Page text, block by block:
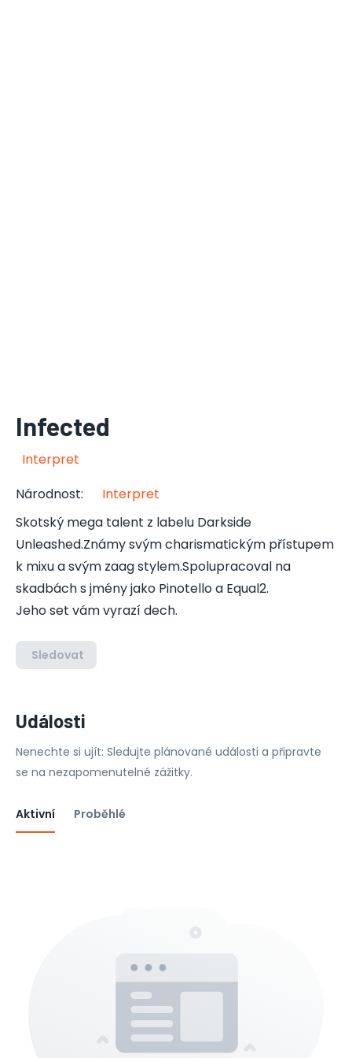
Infected
Interpret
Národnost:
Interpret
Skotský mega talent z labelu Darkside
Unleashed.Známy svým charismatickým přístupem
k mixu a svým zaag stylem.Spolupracoval na
skadbách s jmény jako Pinotello a Equal2.
Jeho set vám vyrazí dech.
Sledovat
Události
Nenechte si ujít: Sledujte plánované události a připravte
se na nezapomenutelné zážitky.
Aktivní Proběhlé